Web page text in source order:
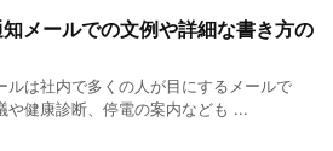
メールでの文例や詳細な書き方の
ルは社内で多くの人が目にするメールで
や健康診断、停電の案内なども ...